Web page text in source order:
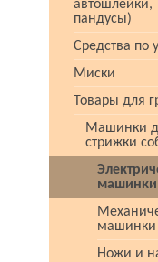
автошлейки,
пандусы)
Средства по
Миски
Товары для
Машинки
стрижки
машинки
машинки
Ножи и